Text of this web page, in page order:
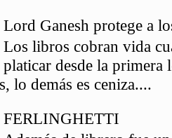
Lord Ganesh protege a
Los libros cobran vida
platicar desde la primera
lo demás es ceniza....
FERLINGHETTI